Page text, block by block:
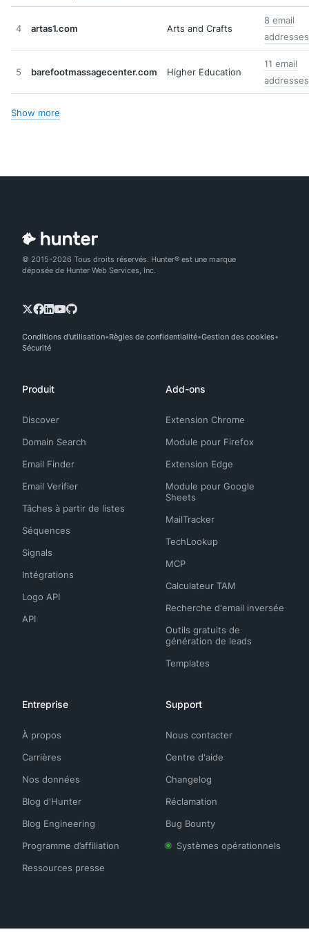
4 artas1.com Arts and Crafts
8 email
addresses
5 barefootmassagecenter.com Higher Education
11 email
addresses
Show more
© 2015-2026 Tous droits réservés. Hunter® est une marque
déposée de Hunter Web Services, Inc.
Conditions d'utilisation Règles de confidentialité Gestion des cookies
Sécurité
Produit
Discover
Domain Search
Email Finder
Email Verifier
Tâches à partir de listes
Séquences
Signals
Intégrations
Logo API
API
Add-ons
Extension Chrome
Module pour Firefox
Extension Edge
Module pour Google
Sheets
MailTracker
TechLookup
MCP
Calculateur TAM
Recherche d'email inversée
Outils gratuits de
génération de leads
Templates
Entreprise
À propos
Carrières
Nos données
Blog d'Hunter
Blog Engineering
Programme d’affiliation
Ressources presse
Support
Nous contacter
Centre d'aide
Changelog
Réclamation
Bug Bounty
Systèmes opérationnels